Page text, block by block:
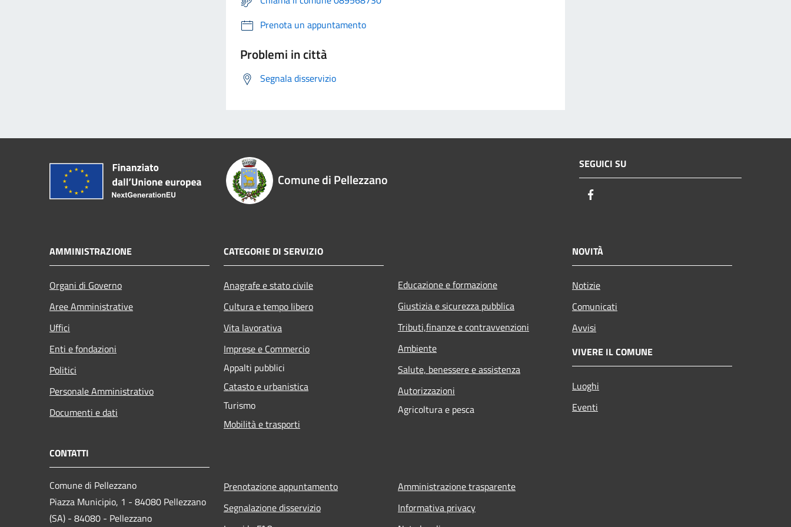
Prenota un appuntamento
Problemi in città
Segnala disservizio
Comune di Pellezzano
SEGUICI SU
AMMINISTRAZIONE
Organi di Governo
Aree Amministrative
Uffici
Enti e fondazioni
Politici
Personale Amministrativo
Documenti e dati
CATEGORIE DI SERVIZIO
Anagrafe e stato civile
Cultura e tempo libero
Vita lavorativa
Imprese e Commercio
Appalti pubblici
Catasto e urbanistica
Turismo
Mobilità e trasporti
Educazione e formazione
Giustizia e sicurezza pubblica
Tributi,finanze e contravvenzioni
Ambiente
Salute, benessere e assistenza
Autorizzazioni
Agricoltura e pesca
NOVITÀ
Notizie
Comunicati
Avvisi
VIVERE IL COMUNE
Luoghi
Eventi
CONTATTI
Comune di Pellezzano
Piazza Municipio, 1 - 84080 Pellezzano
(SA) - 84080 - Pellezzano
Prenotazione appuntamento
Segnalazione disservizio
Amministrazione trasparente
Informativa privacy